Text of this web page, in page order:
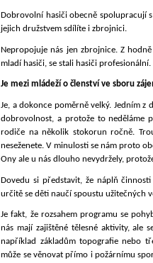
Dobrovolní hasiči obecně spolupracují
jejich družstvem sdílíte i zbrojnici.
Nepropojuje nás jen zbrojnice. Z
mladí hasiči, se stali hasiči
Je mezi mládeží o členství ve sboru
Je, a dokonce poměrně velký. Jedním z
dobrovolnost, a protože to neděláme
rodiče na několik stokorun ročně.
neseženete. V minulosti se nám proto
Ony ale u nás dlouho nevydržely,
Dovedu si představit, že náplň
určitě se děti naučí spoustu užitečných
Je fakt, že rozsahem programu se
nás mají zajištěné tělesné aktivity, ale
například základům topografie nebo
může se věnovat přímo i požárnímu